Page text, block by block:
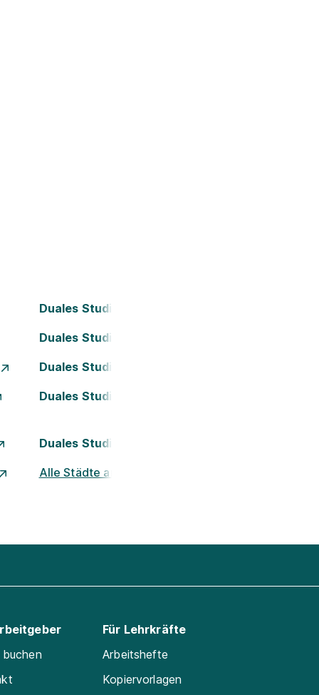
Duales Studium Bielefeld
Duales Studium Darmstadt
Duales Studium Essen
Duales Studium Kassel
Duales Studium München
Alle Städte ansehen
Für Lehrkräfte
Arbeitshefte
Kopiervorlagen